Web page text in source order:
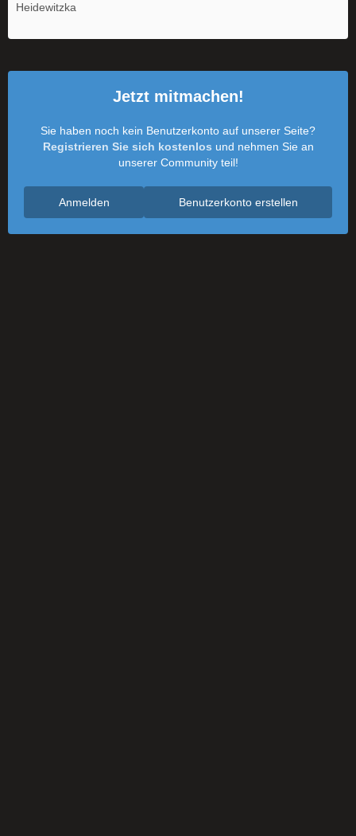
Heidewitzka
Jetzt mitmachen!
Sie haben noch kein Benutzerkonto auf unserer Seite?
Registrieren Sie sich kostenlos und nehmen Sie an
unserer Community teil!
Benutzerkonto erstellen
Anmelden